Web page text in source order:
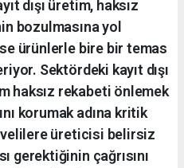
dışı üretim, haksız
bozulmasına yol
ürünlerle bire bir temas
Sektördeki kayıt dışı
haksız rekabeti önlemek
korumak adına kritik
velilere üreticisi belirsiz
gerektiğinin çağrısını